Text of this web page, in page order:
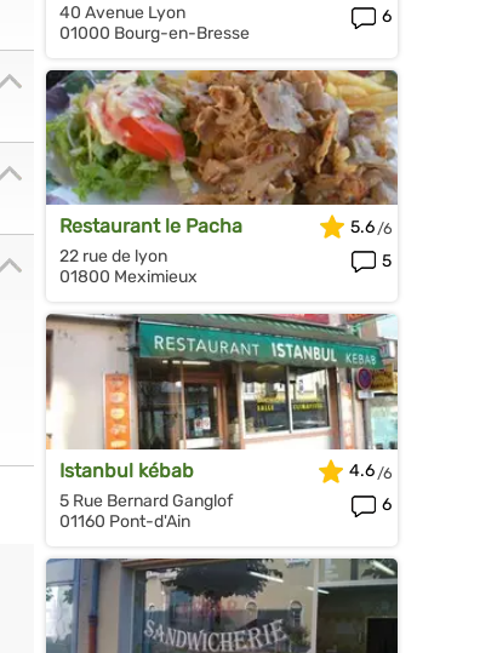
40 Avenue Lyon
01000 Bourg-en-Bresse
6
Restaurant le Pacha
22 rue de lyon
01800 Meximieux
5.6
5
Istanbul kébab
5 Rue Bernard Ganglof
01160 Pont-d'Ain
4.6
6